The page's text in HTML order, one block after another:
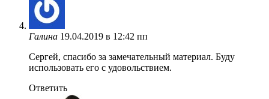
Галина 19.04.2019 в 12:42 пп
Сергей, спасибо за замечательный материал. Буду
использовать его с удовольствием.
Ответить